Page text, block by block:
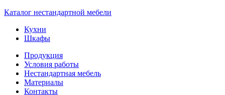
Каталог нестандартной мебели
Кухни
Шкафы
Продукция
Условия работы
Нестандартная мебель
Материалы
Контакты